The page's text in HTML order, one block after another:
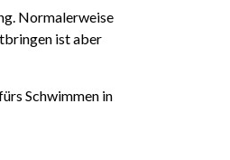
Normalerweise
ist aber
Schwimmen in